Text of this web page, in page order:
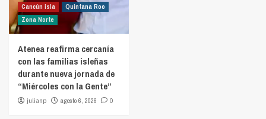
Cancún isla
Quintana Roo
Zona Norte
Atenea reafirma cercanía
con las familias isleñas
durante nueva jornada de
“Miércoles con la Gente”
julianp agosto 6, 2026 0